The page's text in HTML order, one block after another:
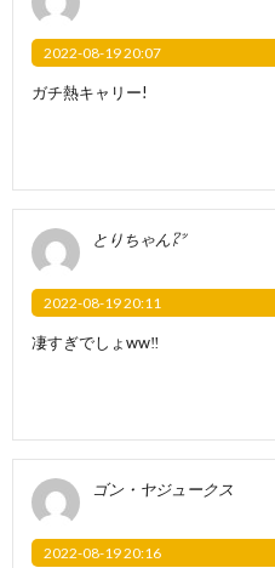
2022-08-19 20:07
ガチ熱キャリー!
とりちゃん㍗
2022-08-19 20:11
凄すぎでしょww‼️
ゴン・ヤジュークス
2022-08-19 20:16